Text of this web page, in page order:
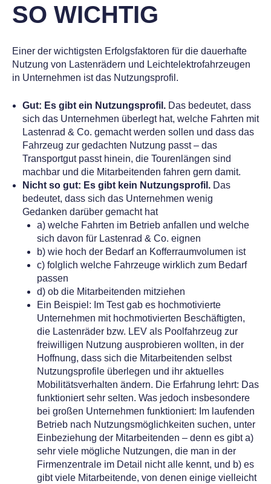
SO WICHTIG
Einer der wichtigsten Erfolgsfaktoren für die dauerhafte
Nutzung von Lastenrädern und Leichtelektrofahrzeugen
in Unternehmen ist das Nutzungsprofil.
Gut: Es gibt ein Nutzungsprofil. Das bedeutet, dass
sich das Unternehmen überlegt hat, welche Fahrten mit
Lastenrad & Co. gemacht werden sollen und dass das
Fahrzeug zur gedachten Nutzung passt – das
Transportgut passt hinein, die Tourenlängen sind
machbar und die Mitarbeitenden fahren gern damit.
Nicht so gut: Es gibt kein Nutzungsprofil. Das
bedeutet, dass sich das Unternehmen wenig
Gedanken darüber gemacht hat
a) welche Fahrten im Betrieb anfallen und welche
sich davon für Lastenrad & Co. eignen
b) wie hoch der Bedarf an Kofferraumvolumen ist
c) folglich welche Fahrzeuge wirklich zum Bedarf
passen
d) ob die Mitarbeitenden mitziehen
Ein Beispiel: Im Test gab es hochmotivierte
Unternehmen mit hochmotivierten Beschäftigten,
die Lastenräder bzw. LEV als Poolfahrzeug zur
freiwilligen Nutzung ausprobieren wollten, in der
Hoffnung, dass sich die Mitarbeitenden selbst
Nutzungsprofile überlegen und ihr aktuelles
Mobilitätsverhalten ändern. Die Erfahrung lehrt: Das
funktioniert sehr selten. Was jedoch insbesondere
bei großen Unternehmen funktioniert: Im laufenden
Betrieb nach Nutzungsmöglichkeiten suchen, unter
Einbeziehung der Mitarbeitenden – denn es gibt a)
sehr viele mögliche Nutzungen, die man in der
Firmenzentrale im Detail nicht alle kennt, und b) es
gibt viele Mitarbeitende, von denen einige vielleicht